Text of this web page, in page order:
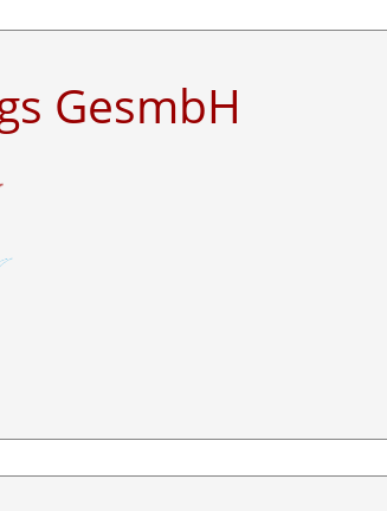
GesmbH